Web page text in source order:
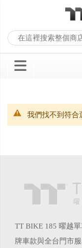
我們找不到符合
TT BIKE 185 曜越
牌車款與全台門市服